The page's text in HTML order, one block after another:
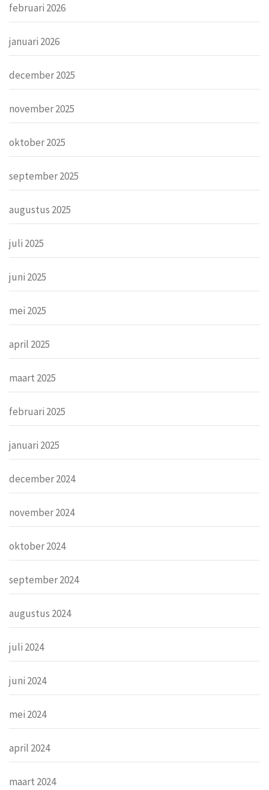
februari 2026
januari 2026
december 2025
november 2025
oktober 2025
september 2025
augustus 2025
juli 2025
juni 2025
mei 2025
april 2025
maart 2025
februari 2025
januari 2025
december 2024
november 2024
oktober 2024
september 2024
augustus 2024
juli 2024
juni 2024
mei 2024
april 2024
maart 2024